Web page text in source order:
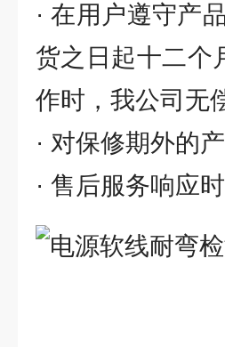
· 在用户遵守产
货之日起十二个
作时，我公司无
· 对保修期外的
· 售后服务响应